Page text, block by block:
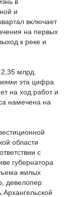
и
включает
на первых
к реке и
млрд.
эта цифра
на ход работ и
намечена на
области
с
губернатора
жилых
девелопер
Архангельской